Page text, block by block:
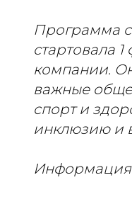
Программа
стартовала
компании.
важные
спорт и
инклюзию и
Информация